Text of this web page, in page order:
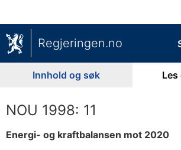
Regjeringen.no
Innhold og søk
NOU 1998: 11
Energi- og kraftbalansen mot 2020